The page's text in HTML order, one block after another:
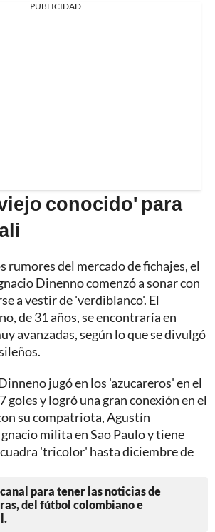
PUBLICIDAD
conocido' para
rumores del mercado de fichajes, el
Dinenno comenzó a sonar con
a vestir de 'verdiblanco'. El
de 31 años, se encontraría en
avanzadas, según lo que se divulgó
jugó en los 'azucareros' en el
goles y logró una gran conexión en el
su compatriota, Agustín
milita en Sao Paulo y tiene
'tricolor' hasta diciembre de
para tener las noticias de
del fútbol colombiano e